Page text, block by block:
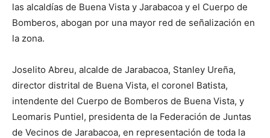
las alcaldías de Buena Vista y Jarabacoa y el Cuerpo de
Bomberos, abogan por una mayor red de señalización en
la zona.
Joselito Abreu, alcalde de Jarabacoa, Stanley Ureña,
director distrital de Buena Vista, el coronel Batista,
intendente del Cuerpo de Bomberos de Buena Vista, y
Leomaris Puntiel, presidenta de la Federación de Juntas
de Vecinos de Jarabacoa, en representación de toda la